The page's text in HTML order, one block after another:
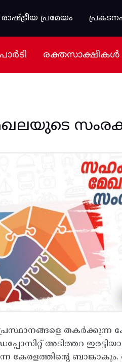
പ്രമേയം
പാർടി രക്തസാക്ഷികൾ
തകര്‍ക്കുന്ന
അടിത്തറ
കേരളത്തിന്റെ